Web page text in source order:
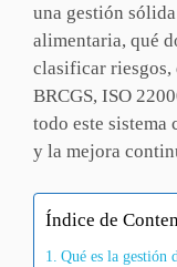
una gestión
alimentaria, qué
clasificar riesgos,
BRCGS, ISO
todo este sistema
y la mejora
Índice de
Qué es la gestión